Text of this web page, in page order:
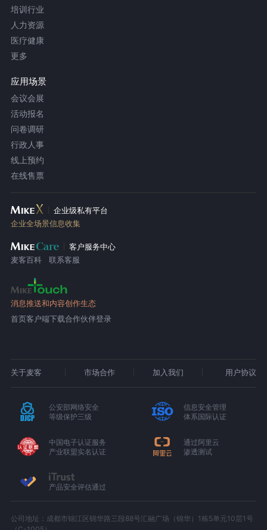
培训行业
人力资源
医疗健康
更多
应用场景
会议会展
活动报名
问卷调研
行政人事
线上预约
在线售票
企业级私有平台
企业全场景信息收集
客户服务中心
麦客百科
联系客服
消息推送和内容创作生态
首页客户端下载合作伙伴登录
关于麦客 市场合作 加入我们 用户协议
公安部网络安全
等级保护三级
信息安全管理
体系国际认证
中国电子认证服务
产业联盟实名认证
通过阿里云
渗透测试
产品安全评估通过
公司地址：成都市锦江区锦华路三段88号汇融广场（锦华）1栋5单元10层1号